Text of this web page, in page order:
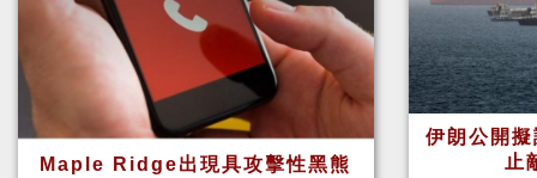
Maple Ridge出現具攻擊性黑熊
伊朗公開
止